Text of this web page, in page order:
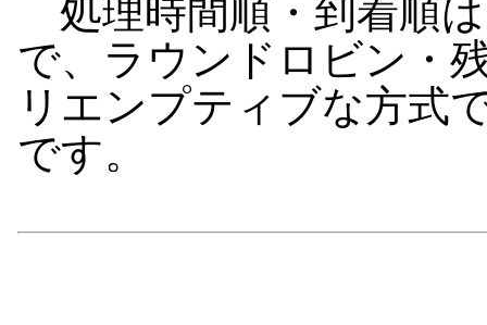
処理時間順・到着順
で、ラウンドロビン・
リエンプティブな方式
です。